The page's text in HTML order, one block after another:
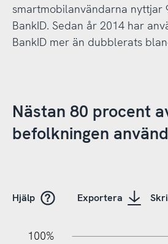
smartmobilanvändarna nyttjar
BankID. Sedan år 2014 har
BankID mer än dubblerats
Nästan 80 procent
befolkningen
Hjälp Exportera
100%